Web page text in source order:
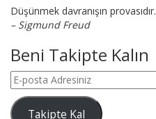
Düşünmek davranışın provasıdır.
– Sigmund Freud
Beni Takipte Kalın
E-
posta
Adresiniz
Takipte Kal